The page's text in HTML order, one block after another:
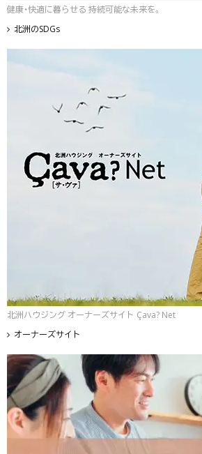
健康・快適に暮らせる 持続可能な未来を。
北洲のSDGs
北洲ハウジング オーナーズサイト Çava? Net
オーナーズサイト